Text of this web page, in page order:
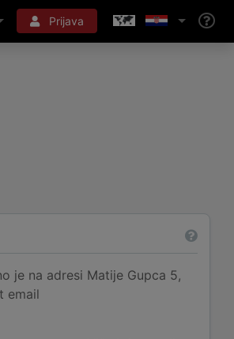
Prijava
je na adresi Matije Gupca 5,
email